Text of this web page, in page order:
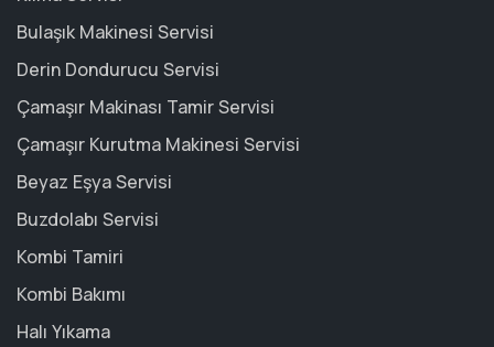
Bulaşık Makinesi Servisi
Derin Dondurucu Servisi
Çamaşır Makinası Tamir Servisi
Çamaşır Kurutma Makinesi Servisi
Beyaz Eşya Servisi
Buzdolabı Servisi
Kombi Tamiri
Kombi Bakımı
Halı Yıkama